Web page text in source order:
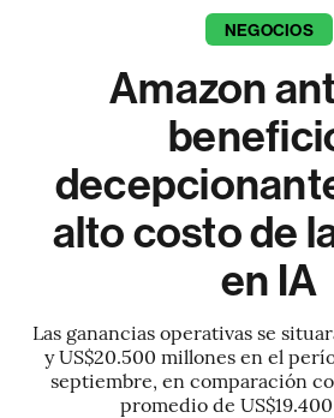
NEGOCIOS
Amazon
alto costo de
en IA
Las ganancias operativas se
y US$20.500 millones en el
septiembre, en comparación
promedio de